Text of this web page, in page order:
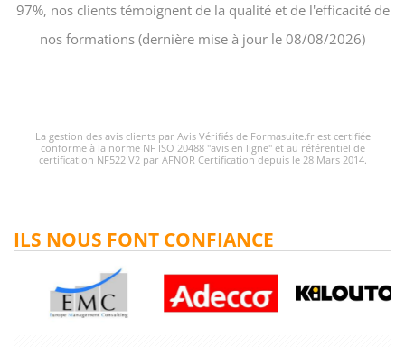
97%, nos clients témoignent de la qualité et de l'efficacité de
nos formations (dernière mise à jour le 08/08/2026)
La gestion des avis clients par Avis Vérifiés de Formasuite.fr est certifiée
conforme à la norme NF ISO 20488 "avis en ligne" et au référentiel de
certification NF522 V2 par AFNOR Certification depuis le 28 Mars 2014.
ILS NOUS FONT CONFIANCE